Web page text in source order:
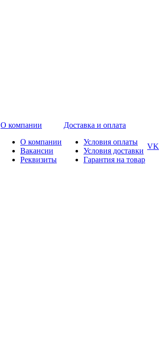
О компании
О компании
Вакансии
Реквизиты
Доставка и оплата
Условия оплаты
Условия доставки
Гарантия на товар
VK